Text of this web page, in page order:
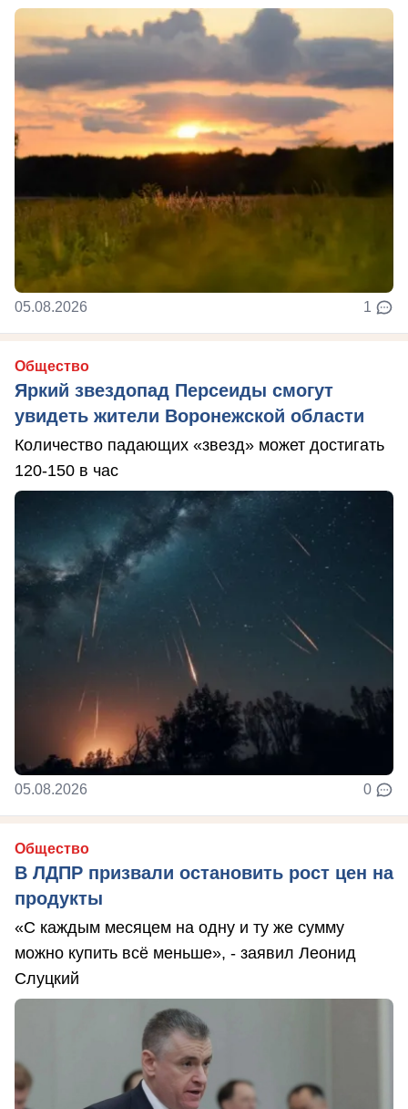
05.08.2026 1
Общество
Яркий звездопад Персеиды смогут
увидеть жители Воронежской области
Количество падающих «звезд» может достигать
120-150 в час
05.08.2026 0
Общество
В ЛДПР призвали остановить рост цен на
продукты
«С каждым месяцем на одну и ту же сумму
можно купить всё меньше», - заявил Леонид
Слуцкий